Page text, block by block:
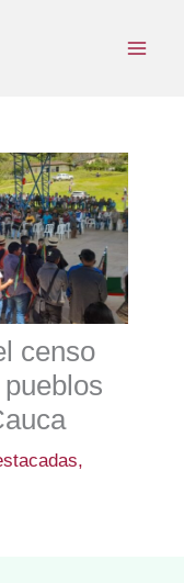
censo
,